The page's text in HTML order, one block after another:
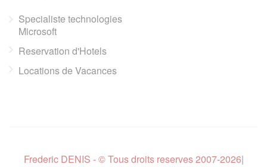
Specialiste technologies
Microsoft
Reservation d'Hotels
Locations de Vacances
Frederic DENIS - © Tous droits reserves 2007-2026|